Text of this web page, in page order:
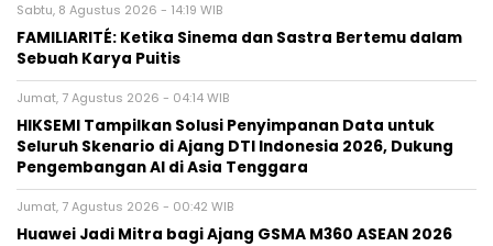
Sabtu, 8 Agustus 2026 - 14:19 WIB
FAMILIARITÉ: Ketika Sinema dan Sastra Bertemu dalam
Sebuah Karya Puitis
Jumat, 7 Agustus 2026 - 04:14 WIB
HIKSEMI Tampilkan Solusi Penyimpanan Data untuk
Seluruh Skenario di Ajang DTI Indonesia 2026, Dukung
Pengembangan AI di Asia Tenggara
Jumat, 7 Agustus 2026 - 00:42 WIB
Huawei Jadi Mitra bagi Ajang GSMA M360 ASEAN 2026